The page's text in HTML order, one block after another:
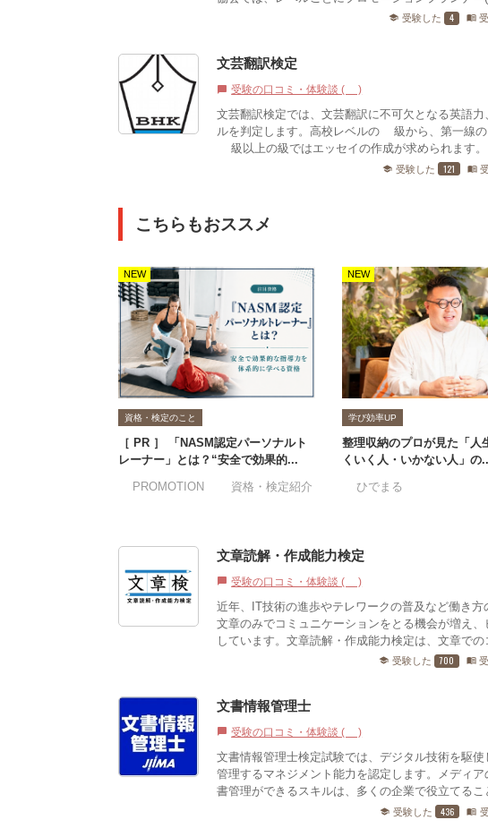
school 受験した 4 menu_book
文芸翻訳検定
chat_bubble 受験の口コミ・体験談 (0)
文芸翻訳検定では、文芸翻訳に不可欠となる英語
ルを判定します。高校レベルの5級から、第一線
1級以上の級ではエッセイの作成が求められます
school 受験した 121 menu_book
こちらもおススメ
NEW
資格・検定のこと
［ PR ］ 「NASM認定パーソナルト
レーナー」とは？“安全で効果的...
#PROMOTION
#資格・検定紹介
NEW
学び効率UP
整理収納のプロが見た「人
くいく人・いかない人」の
#ひでまる
文章読解・作成能力検定
chat_bubble 受験の口コミ・体験談 (3)
近年、IT技術の進歩やテレワークの普及など働き
文章のみでコミュニケーションをとる機会が増え
しています。文章読解・作成能力検定は、文章での
school 受験した 700 menu_book
文書情報管理士
chat_bubble 受験の口コミ・体験談 (0)
文書情報管理士検定試験では、デジタル技術を駆
管理するマネジメント能力を認定します。メディ
書管理ができるスキルは、多くの企業で役立てるこ
school 受験した 436 menu_book